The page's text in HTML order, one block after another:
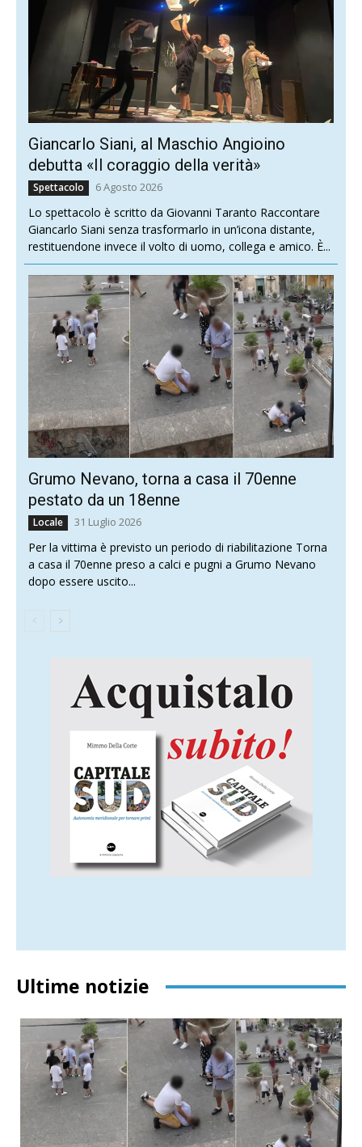
Giancarlo Siani, al Maschio Angioino
debutta «Il coraggio della verità»
Spettacolo 6 Agosto 2026
Lo spettacolo è scritto da Giovanni Taranto Raccontare
Giancarlo Siani senza trasformarlo in un’icona distante,
restituendone invece il volto di uomo, collega e amico. È...
Grumo Nevano, torna a casa il 70enne
pestato da un 18enne
Locale 31 Luglio 2026
Per la vittima è previsto un periodo di riabilitazione Torna
a casa il 70enne preso a calci e pugni a Grumo Nevano
dopo essere uscito...
Ultime notizie